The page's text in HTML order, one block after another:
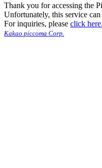
Thank you for accessing the
Unfortunately, this service
For inquiries, please click here.
Kakao piccoma Corp.